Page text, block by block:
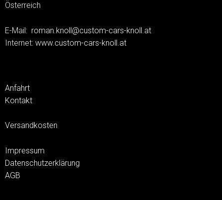
Österreich
E-Mail: roman.knoll@custom-cars-knoll.at
Internet: www.custom-cars-knoll.at
Anfahrt
Kontakt
Versandkosten
Impressum
Datenschutzerklärung
AGB